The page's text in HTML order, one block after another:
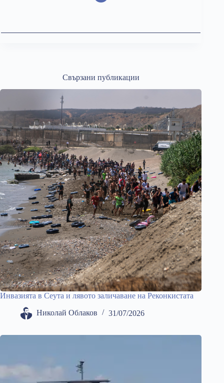
Свързани публикации
Инвазията в Сеута и лявото заличаване на Реконкистата
Николай Облаков 31/07/2026